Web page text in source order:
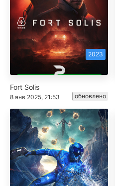
2023
Fort Solis
8 янв 2025, 21:53 обновлено